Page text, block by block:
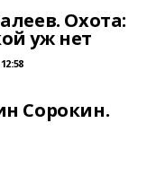
Охота:
уж нет
Сорокин.